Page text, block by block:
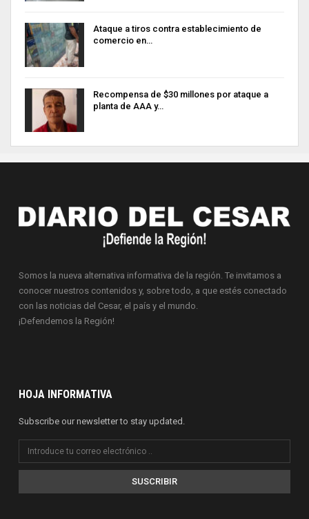
Ataque a tiros contra establecimiento de
comercio en…
Recompensa de $30 millones por ataque a
planta de AAA y…
Somos la nueva alternativa informativa de la región. Te invitamos a
conocer nuestros contenidos y, sobre todo, a que estés conectado
con las noticias del Cesar, el país y el mundo.
¡Defendemos la Región!
HOJA INFORMATIVA
Subscribe our newsletter to stay updated.
SUSCRIBIR